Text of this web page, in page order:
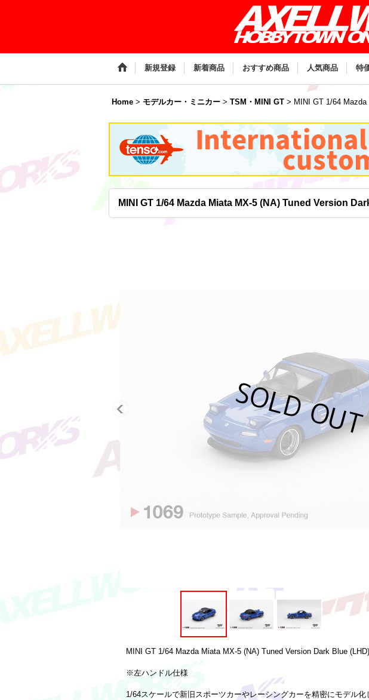
新規登録 新着商品 おすすめ商品 人気商品 特
Home > モデルカー・ミニカー > TSM・MINI GT > MINI GT 1/64
MINI GT 1/64 Mazda Miata MX-5 (NA) Tuned Version
MINI GT 1/64 Mazda Miata MX-5 (NA) Tuned Version Dark Blue
※左ハンドル仕様
1/64スケールで新旧スポーツカーやレーシングカーを精密にモデル